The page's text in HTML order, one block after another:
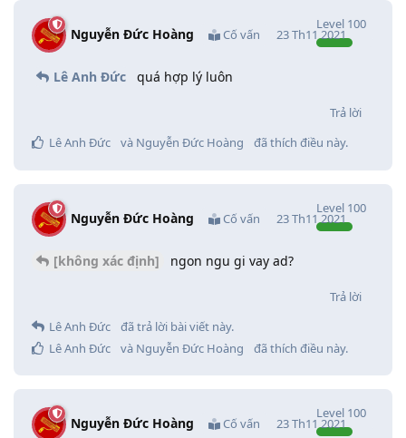
Nguyễn Đức Hoàng Cố vấn
Level 100
23 Th11 2021
Lê Anh Đức quá hợp lý luôn
Trả lời
Lê Anh Đức
và Nguyễn Đức Hoàng đã thích điều này.
Nguyễn Đức Hoàng Cố vấn
Level 100
23 Th11 2021
[không xác định] ngon ngu gi vay ad?
Trả lời
Lê Anh Đức
đã trả lời bài viết này.
Lê Anh Đức
và Nguyễn Đức Hoàng đã thích điều này.
Nguyễn Đức Hoàng Cố vấn
Level 100
23 Th11 2021